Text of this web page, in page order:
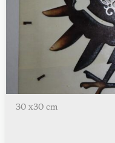
30 x30 cm